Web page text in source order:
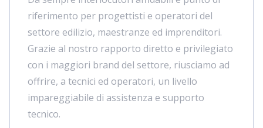
riferimento per progettisti e operatori del
settore edilizio, maestranze ed imprenditori.
Grazie al nostro rapporto diretto e privilegiato
con i maggiori brand del settore, riusciamo ad
offrire, a tecnici ed operatori, un livello
impareggiabile di assistenza e supporto
tecnico.